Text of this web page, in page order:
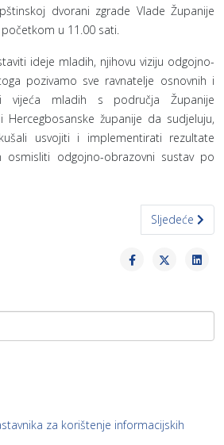
dvorani zgrade Vlade Županije
u 11.00 sati.
ideje mladih, njihovu viziju odgojno-
pozivamo sve ravnatelje osnovnih i
vijeća mladih s područja Županije
Hercegbosanske županije da sudjeluju,
usvojiti i implementirati rezultate
odgojno-obrazovni sustav po
stručne edukacije za učitelje iSljedeći
Sljedeće
za korištenje informacijskih